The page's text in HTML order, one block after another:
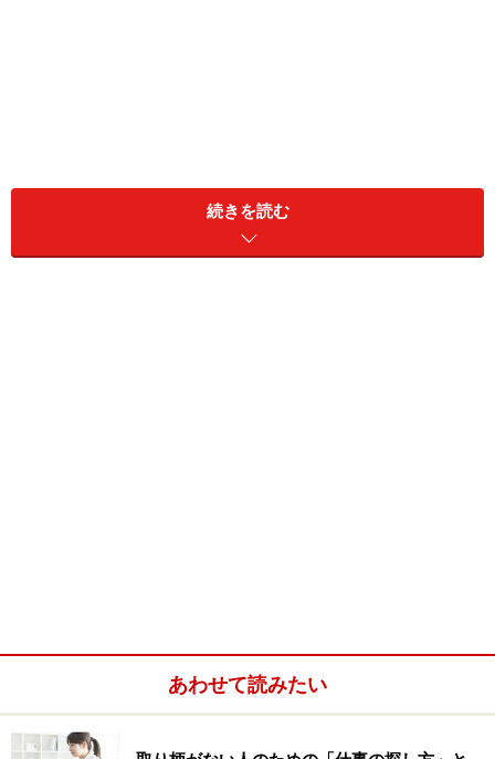
「在宅」といえども、奥様が仕事を始めれば「共働き」
本来、在宅ワークというのは、在宅でインターネット環
境を上手く利用しながら仕事をするワークスタイルのこ
とです。デザイナーや、SE、ライターなどフリーで仕事
続きを読む
あわせて読みたい